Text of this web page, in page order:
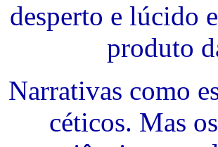
desperto e lúcido
produto
Narrativas como
céticos. Mas